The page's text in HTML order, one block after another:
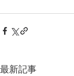
最新記事